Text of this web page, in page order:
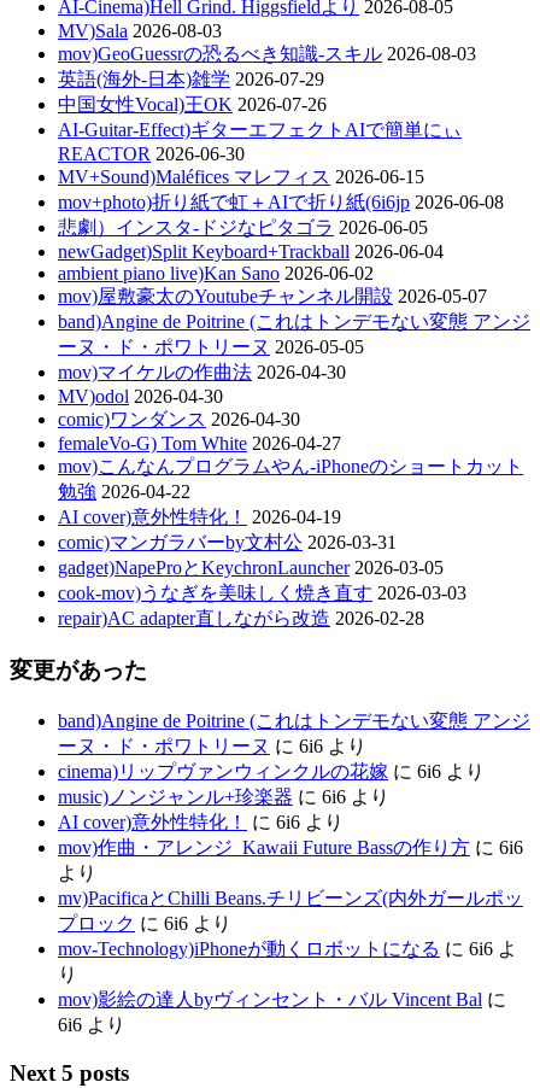
AI-Cinema)Hell Grind. Higgsfieldより 2026-08-05
MV)Sala 2026-08-03
mov)GeoGuessrの恐るべき知識-スキル 2026-08-03
英語(海外-日本)雑学 2026-07-29
中国女性Vocal)王OK 2026-07-26
AI-Guitar-Effect)ギターエフェクトAIで簡単にぃ
REACTOR 2026-06-30
MV+Sound)Maléfices マレフィス 2026-06-15
mov+photo)折り紙で虹＋AIで折り紙(6i6jp 2026-06-08
悲劇）インスタ-ドジなピタゴラ 2026-06-05
newGadget)Split Keyboard+Trackball 2026-06-04
ambient piano live)Kan Sano 2026-06-02
mov)屋敷豪太のYoutubeチャンネル開設 2026-05-07
band)Angine de Poitrine (これはトンデモない変態 アンジ
ーヌ・ド・ポワトリーヌ 2026-05-05
mov)マイケルの作曲法 2026-04-30
MV)odol 2026-04-30
comic)ワンダンス 2026-04-30
femaleVo-G) Tom White 2026-04-27
mov)こんなんプログラムやん-iPhoneのショートカット
勉強 2026-04-22
AI cover)意外性特化！
2026-04-19
comic)マンガラバーby文村公 2026-03-31
gadget)NapeProとKeychronLauncher 2026-03-05
cook-mov)うなぎを美味しく焼き直す 2026-03-03
repair)AC adapter直しながら改造 2026-02-28
変更があった
band)Angine de Poitrine (これはトンデモない変態 アンジ
ーヌ・ド・ポワトリーヌ に 6i6 より
cinema)リップヴァンウィンクルの花嫁 に 6i6 より
music)ノンジャンル+珍楽器 に 6i6 より
AI cover)意外性特化！
に 6i6 より
mov)作曲・アレンジ_Kawaii Future Bassの作り方 に 6i6
より
mv)PacificaとChilli Beans.チリビーンズ(内外ガールポッ
プロック に 6i6 より
mov-Technology)iPhoneが動くロボットになる に 6i6 よ
り
mov)影絵の達人byヴィンセント・バル Vincent Bal に
6i6 より
Next 5 posts